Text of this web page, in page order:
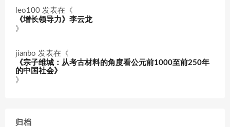
leo100 发表在《
《增长领导力》李云龙
》
jianbo 发表在《
《宗子维城：从考古材料的角度看公元前1000至前250年
的中国社会》
》
归档